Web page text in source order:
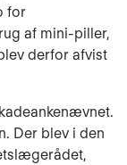
for
af mini-piller,
derfor afvist
Der blev i den